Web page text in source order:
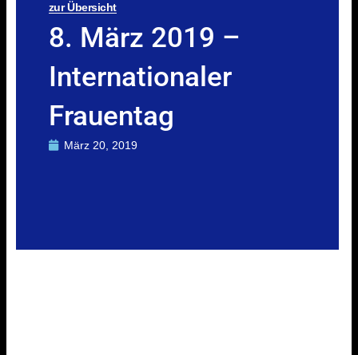
zur Übersicht
8. März 2019 –
Internationaler
Frauentag
März 20, 2019